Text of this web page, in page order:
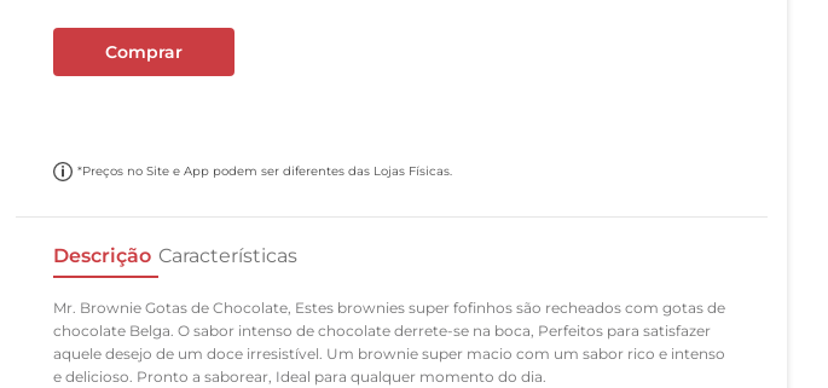
Comprar
*Preços no Site e App podem ser diferentes das Lojas Físicas.
Descrição Características
Mr. Brownie Gotas de Chocolate, Estes brownies super fofinhos são recheados com gotas de
chocolate Belga. O sabor intenso de chocolate derrete-se na boca, Perfeitos para satisfazer
aquele desejo de um doce irresistível. Um brownie super macio com um sabor rico e intenso
e delicioso. Pronto a saborear, Ideal para qualquer momento do dia.